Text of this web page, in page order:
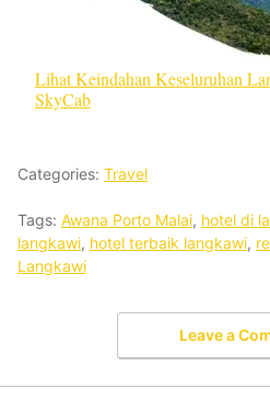
Lihat Keindahan Keseluruhan
SkyCab
Categories: Travel
Tags: Awana Porto Malai, hotel di
langkawi, hotel terbaik langkawi,
Langkawi
Leave a